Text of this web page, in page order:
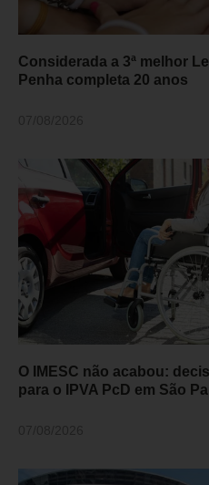
Considerada a 3ª melhor
Penha completa 20 anos
O IMESC não acabou:
para o IPVA PcD em São